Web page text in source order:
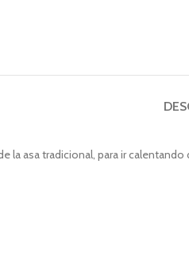
la asa tradicional, para ir